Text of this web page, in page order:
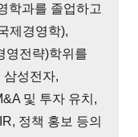
학과를 졸업하고
제경영학),
영전략)학위를
삼성전자,
및 투자 유치,
정책 홍보 등의